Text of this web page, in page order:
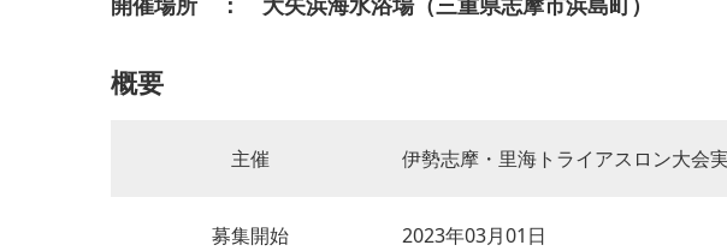
概要
主催 伊勢志摩・里海トライアスロン大会
募集開始 2023年03月01日